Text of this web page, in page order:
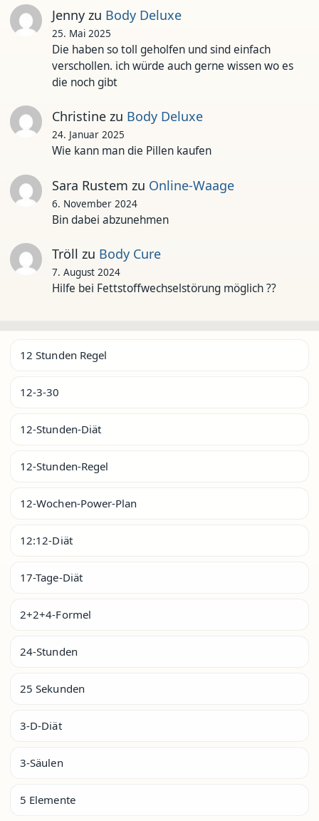
Jennyzu Body Deluxe
25. Mai 2025
Die haben so toll geholfen und sind einfach
verschollen. ich würde auch gerne wissen wo es
die noch gibt
Christinezu Body Deluxe
24. Januar 2025
Wie kann man die Pillen kaufen
Sara Rustem zu Online-Waage
6. November 2024
Bin dabei abzunehmen
Tröll zu Body Cure
7. August 2024
Hilfe bei Fettstoffwechselstörung möglich ??
12 Stunden Regel
12-3-30
12-Stunden-Diät
12-Stunden-Regel
12-Wochen-Power-Plan
12:12-Diät
17-Tage-Diät
2+2+4-Formel
24-Stunden
25 Sekunden
3-D-Diät
3-Säulen
5 Elemente